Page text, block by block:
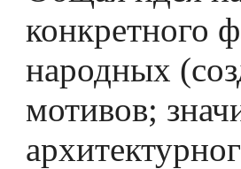
конкретного
народных
мотивов;